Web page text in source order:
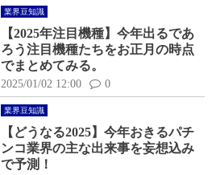
業界豆知識
【2025年注目機種】今年出るであ
ろう注目機種たちをお正月の時点
でまとめてみる。
2025/01/02 12:00 0
業界豆知識
【どうなる2025】今年おきるパチ
ンコ業界の主な出来事を妄想込み
で予測！